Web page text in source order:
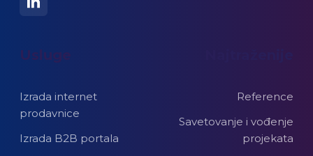
Usluge
Izrada internet
prodavnice
Izrada B2B portala
Reference
Savetovanje i vođenje
projekata